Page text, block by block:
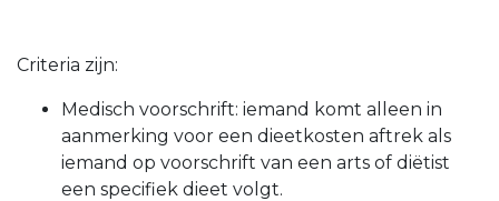
Criteria zijn:
Medisch voorschrift: iemand komt alleen in
aanmerking voor een dieetkosten aftrek als
iemand op voorschrift van een arts of diëtist
een specifiek dieet volgt.